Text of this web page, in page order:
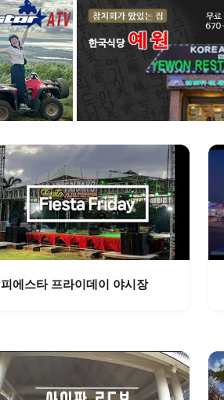
피에스타 프라이데이 야시장